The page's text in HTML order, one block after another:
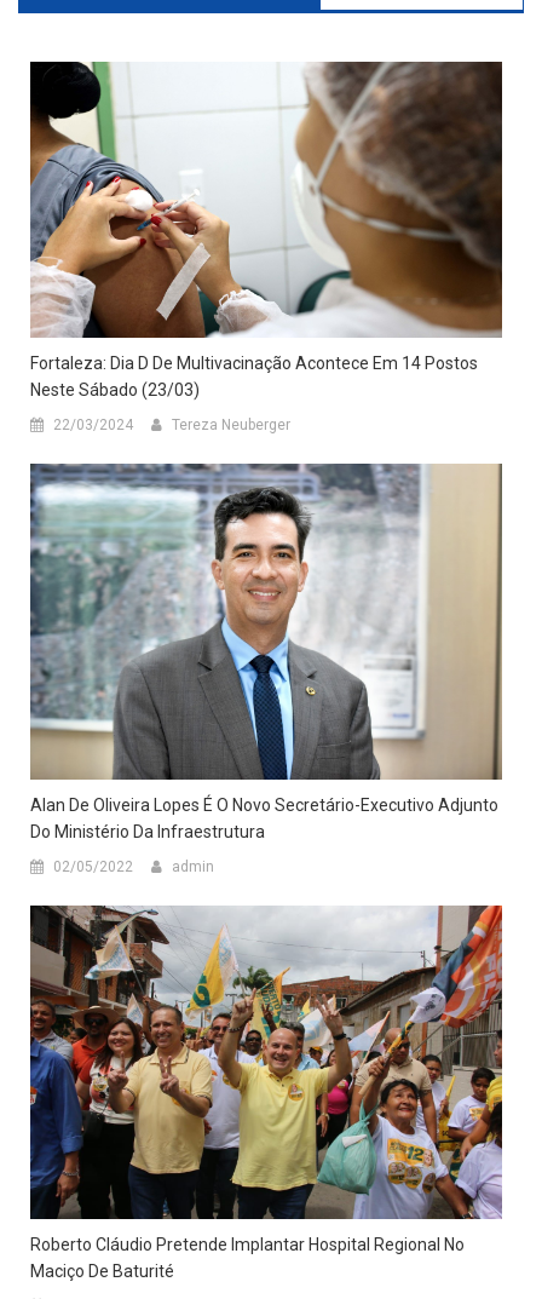
Fortaleza: Dia D De Multivacinação Acontece Em 14 Postos
Neste Sábado (23/03)
22/03/2024 Tereza Neuberger
Alan De Oliveira Lopes É O Novo Secretário-Executivo Adjunto
Do Ministério Da Infraestrutura
02/05/2022 admin
Roberto Cláudio Pretende Implantar Hospital Regional No
Maciço De Baturité